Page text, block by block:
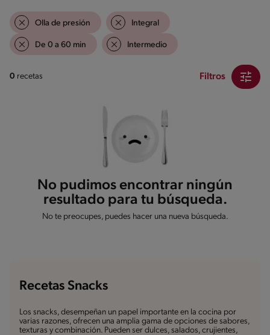
Olla de presión Integral
De 0 a 60 min Intermedio
0 recetas Filtros
No pudimos encontrar ningún
resultado para tu búsqueda.
No te preocupes, puedes hacer una nueva búsqueda.
Recetas Snacks
Los snacks, desempeñan un papel importante en la cocina por
varias razones, ofrecen una amplia gama de opciones de sabores,
texturas y combinación. Pueden ser dulces, salados, crujientes,